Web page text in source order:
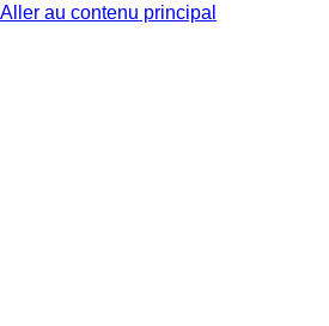
Aller au contenu principal